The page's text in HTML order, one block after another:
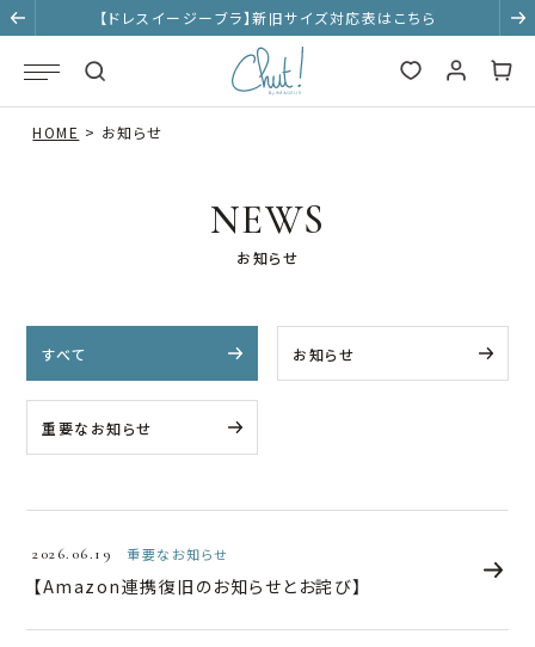
【ドレスイージーブラ】新旧サイズ対応表はこちら
HOME お知らせ
NEWS
お知らせ
すべて お知らせ
重要なお知らせ
2026.06.19 重要なお知らせ
【Amazon連携復旧のお知らせとお詫び】